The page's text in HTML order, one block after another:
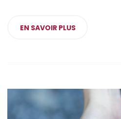
EN SAVOIR PLUS